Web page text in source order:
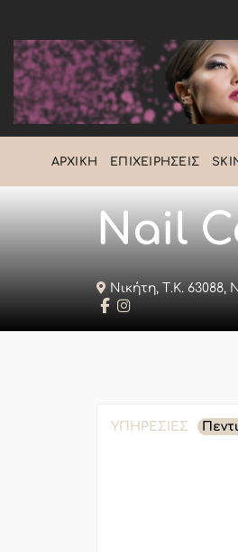
περιεχόμενο
ΑΡΧΙΚΉ ΕΠΙΧΕΙΡΉΣΕΙΣ
Nail
Νικήτη, Τ.Κ. 63088,
ΥΠΗΡΕΣΊΕΣ